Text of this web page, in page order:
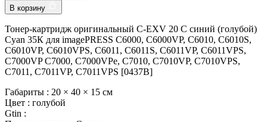
В корзину
Тонер-картридж оригинальный C-EXV 20 C синий (голубой)
Cyan 35К для imagePRESS C6000, C6000VP, C6010, C6010S,
C6010VP, C6010VPS, C6011, C6011S, C6011VP, C6011VPS,
C7000VP C7000, C7000VPe, C7010, C7010VP, C7010VPS,
C7011, C7011VP, C7011VPS [0437B]
Габариты : 20 × 40 × 15 см
Цвет : голубой
Gtin :